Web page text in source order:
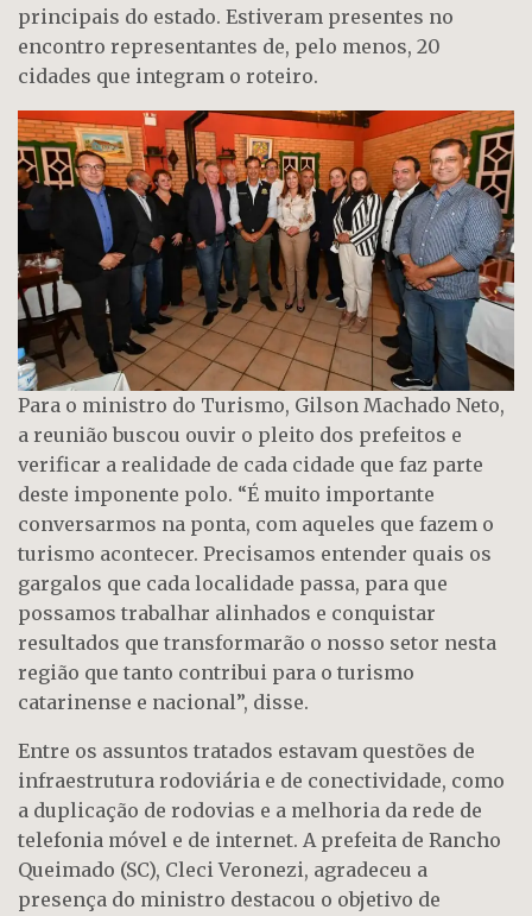
principais do estado. Estiveram presentes no
encontro representantes de, pelo menos, 20
cidades que integram o roteiro.
Para o ministro do Turismo, Gilson Machado Neto,
a reunião buscou ouvir o pleito dos prefeitos e
verificar a realidade de cada cidade que faz parte
deste imponente polo. “É muito importante
conversarmos na ponta, com aqueles que fazem o
turismo acontecer. Precisamos entender quais os
gargalos que cada localidade passa, para que
possamos trabalhar alinhados e conquistar
resultados que transformarão o nosso setor nesta
região que tanto contribui para o turismo
catarinense e nacional”, disse.
Entre os assuntos tratados estavam questões de
infraestrutura rodoviária e de conectividade, como
a duplicação de rodovias e a melhoria da rede de
telefonia móvel e de internet. A prefeita de Rancho
Queimado (SC), Cleci Veronezi, agradeceu a
presença do ministro destacou o objetivo de